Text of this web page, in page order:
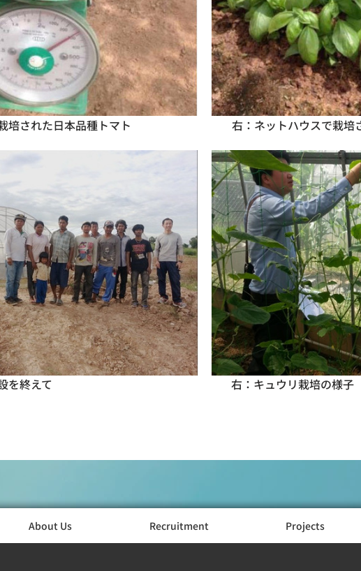
培された日本品種トマト　　　　　　　　　右：ネットハウスで栽培
を終えて　　　　　　　　　　　　　　　　右：キュウリ栽培の様子
About Us Recruitment Projects